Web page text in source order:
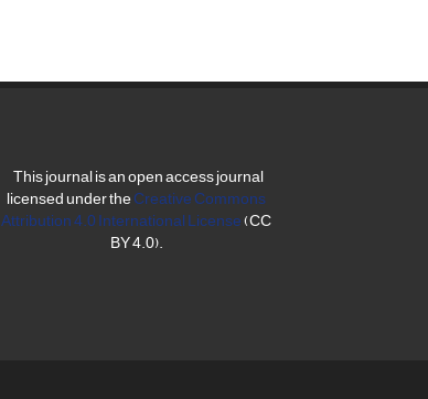
This journal is an open access journal
licensed under theCreative Commons
Attribution 4.0 International License(CC
BY 4.0).